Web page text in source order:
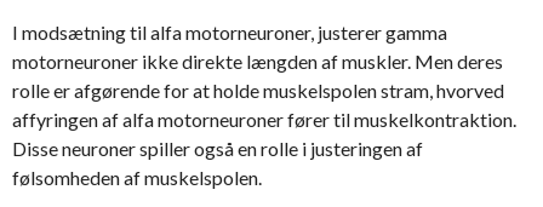
I modsætning til alfa motorneuroner, justerer gamma
motorneuroner ikke direkte længden af muskler. Men deres
rolle er afgørende for at holde muskelspolen stram, hvorved
affyringen af alfa motorneuroner fører til muskelkontraktion.
Disse neuroner spiller også en rolle i justeringen af
følsomheden af muskelspolen.